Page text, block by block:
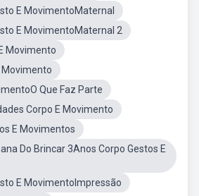
E MovimentoMaternal
E MovimentoMaternal 2
Movimento
Movimento
Que Faz Parte
Corpo E Movimento
E Movimentos
Do Brincar 3Anos Corpo Gestos E
E MovimentoImpressão